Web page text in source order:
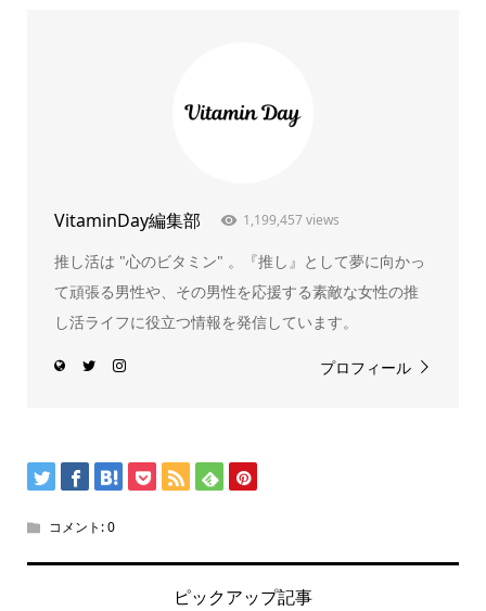
VitaminDay編集部 1,199,457 views
推し活は "心のビタミン" 。『推し』として夢に向かっ
て頑張る男性や、その男性を応援する素敵な女性の推
し活ライフに役立つ情報を発信しています。
プロフィール
コメント:0
ピックアップ記事